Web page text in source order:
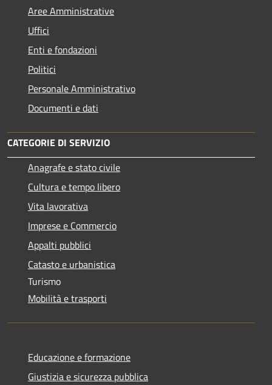
Aree Amministrative
Uffici
Enti e fondazioni
Politici
Personale Amministrativo
Documenti e dati
CATEGORIE DI SERVIZIO
Anagrafe e stato civile
Cultura e tempo libero
Vita lavorativa
Imprese e Commercio
Appalti pubblici
Catasto e urbanistica
Turismo
Mobilità e trasporti
Educazione e formazione
Giustizia e sicurezza pubblica